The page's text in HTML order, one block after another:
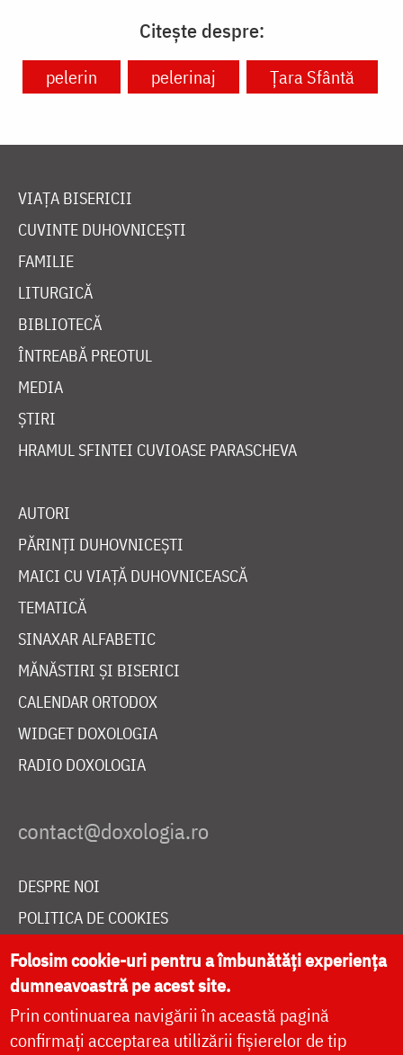
Citește despre:
pelerin pelerinaj Ţara Sfântă
VIAȚA BISERICII
CUVINTE DUHOVNICEȘTI
FAMILIE
LITURGICĂ
BIBLIOTECĂ
ÎNTREABĂ PREOTUL
MEDIA
ȘTIRI
HRAMUL SFINTEI CUVIOASE PARASCHEVA
AUTORI
PĂRINȚI DUHOVNICEȘTI
MAICI CU VIAȚĂ DUHOVNICEASCĂ
TEMATICĂ
SINAXAR ALFABETIC
MĂNĂSTIRI ȘI BISERICI
CALENDAR ORTODOX
WIDGET DOXOLOGIA
RADIO DOXOLOGIA
DESPRE NOI
POLITICA DE COOKIES
DONEAZĂ ONLINE PENTRU CATEDRALA NAȚIONALĂ
LIVE
Folosim cookie-uri pentru a îmbunătăți experiența
dumneavoastră pe acest site.
Prin continuarea navigării în această pagină
confirmați acceptarea utilizării fișierelor de tip